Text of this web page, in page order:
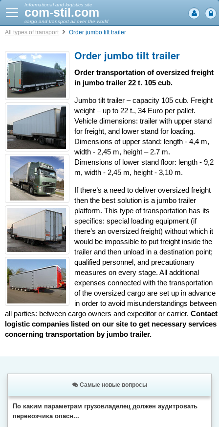
Informational and logistics site
com-stil.com
cargo and transport all over the world
All types of transport Order jumbo tilt trailer
Order jumbo tilt trailer
Order transportation of oversized freight
in jumbo trailer 22 t. 105 cub.
Jumbo tilt trailer – capacity 105 cub. Freight
weight – up to 22 t., 34 Euro per pallet.
Vehicle dimensions: trailer with upper stand
for freight, and lower stand for loading.
Dimensions of upper stand: length - 4,4 m,
width - 2,45 m, height – 2.7 m.
Dimensions of lower stand floor: length - 9,2
m, width - 2,45 m, height - 3,10 m.
If there’s a need to deliver oversized freight
then the best solution is a jumbo trailer
platform. This type of transportation has its
specifics: special loading equipment (if
there’s an oversized freight) without which it
would be impossible to put freight inside the
trailer and then unload in a destination point;
qualified personnel, and precautionary
measures on every stage. All additional
expenses connected with the transportation
of the oversized cargo are set up in advance
in order to avoid misunderstandings between
all parties: between cargo owners and expeditor or carrier. Contact
logistic companies listed on our site to get necessary services
concerning transportation by jumbo trailer.
Самые новые вопросы
По каким параметрам грузовладелец должен аудитровать
перевозчика опасн...